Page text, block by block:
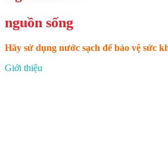
nguồn sống
Hãy sử dụng nước sạch để bảo vệ sức
Giới thiệu